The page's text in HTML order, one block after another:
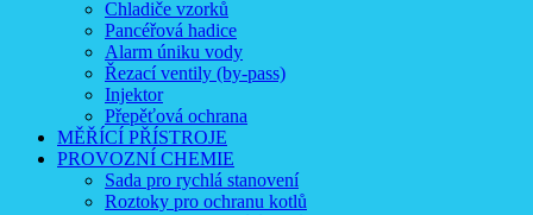
Chladiče vzorků
Pancéřová hadice
Alarm úniku vody
Řezací ventily (by-pass)
Injektor
Přepěťová ochrana
MĚŘÍCÍ PŘÍSTROJE
PROVOZNÍ CHEMIE
Sada pro rychlá stanovení
Roztoky pro ochranu kotlů